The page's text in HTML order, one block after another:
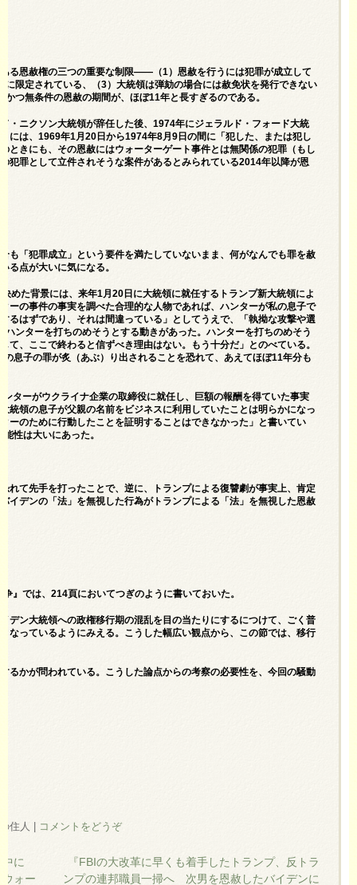
る恩赦権の三つの重要な制限――（1）恩赦を行うには犯罪が成立して
限定されている、（3）大統領は弾劾の場合には赦免状を発行できない
つ無条件の恩赦の期間が、ほぼ11年と長すぎるのである。
・ニクソン大統領が辞任した後、1974年にジェラルド・フォード大統
には、1969年1月20日から1974年8月9日の間に「犯した、または犯し
ときにも、その恩赦にはウォーターゲート事件とは無関係の犯罪（もし
犯罪として立件されそうな案件があるとみられている2014年以降が恩
も「犯罪成立」という要件を満たしていないまま、何がなんでも罪を赦
る点が大いに気になる。
めた背景には、来年1月20日に大統領に就任するトランプ新大統領によ
ーの事件の事実を調べた合理的な人物であれば、ハンターが私の息子で
るはずであり、それは間違っている」としてうえで、「執拗な攻撃や選
ンターを打ちのめそうとする動きがあった。ハンターを打ちのめそう
て、ここで終わると信ずべき理由はない。もう十分だ」とのべている。
息子の罪が炙（あぶ）り出されることを恐れて、あえてほぼ11年分も
ターがウクライナ企業の取締役に就任し、巨額の報酬を得ていた事実
統領の息子が父親の名前をビジネスに利用していたことは明らかになっ
ーのために行動したことを証明することはできなかった」と書いてい
性は大いにあった。
れて先手を打ったことで、逆に、トランプによる復讐劇が事実上、肯定
イデンの「法」を無視した行為がトランプによる「法」を無視した恩赦
』では、214頁においてつぎのように書いておいた。
デン大統領への政権移行期の混乱を目の当たりにするにつけて、ごく普
なっているようにみえる。こうした幅広い観点から、この節では、移行
るかが問われている。こうした論点からの考察の必要性を、今回の騒動
住人 | コメントをどうぞ
に
ォー
『FBIの大改革に早くも着手したトランプ、反トラ
ンプの連邦職員一掃へ 次男を恩赦したバイデンに